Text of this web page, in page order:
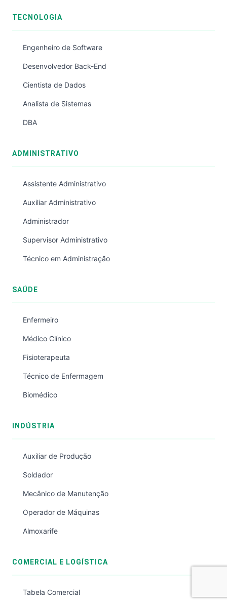
TECNOLOGIA
Engenheiro de Software
Desenvolvedor Back-End
Cientista de Dados
Analista de Sistemas
DBA
ADMINISTRATIVO
Assistente Administrativo
Auxiliar Administrativo
Administrador
Supervisor Administrativo
Técnico em Administração
SAÚDE
Enfermeiro
Médico Clínico
Fisioterapeuta
Técnico de Enfermagem
Biomédico
INDÚSTRIA
Auxiliar de Produção
Soldador
Mecânico de Manutenção
Operador de Máquinas
Almoxarife
COMERCIAL E LOGÍSTICA
Tabela Comercial